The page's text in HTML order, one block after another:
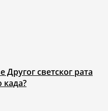
светског рата
када?